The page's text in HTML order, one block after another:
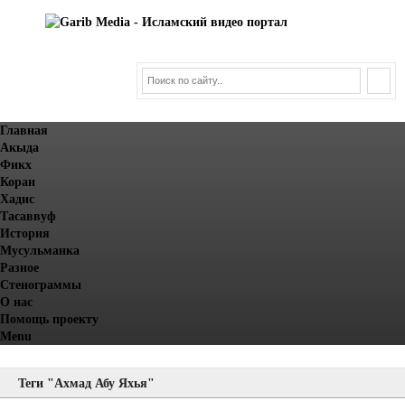
Главная
Акыда
Фикх
Коран
Хадис
Тасаввуф
История
Мусульманка
Разное
Стенограммы
О нас
Помощь проекту
Menu
Теги "Ахмад Абу Яхья"